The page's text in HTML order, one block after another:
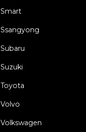
Smart
Ssangyong
Subaru
Suzuki
Toyota
Volvo
Volkswagen